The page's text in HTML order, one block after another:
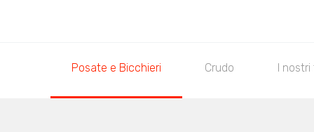
Posate e Bicchieri Crudo I